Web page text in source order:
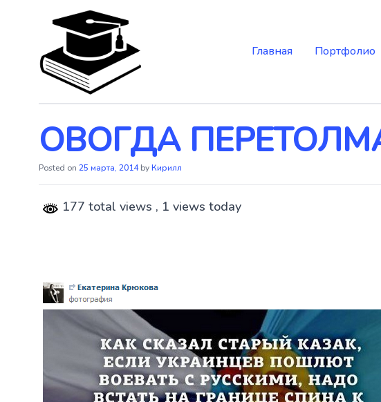
Skip
to
Главная Портфолио
ОВОГДА
Posted on 25 марта, 2014 byКирилл
177 total views , 1 views today